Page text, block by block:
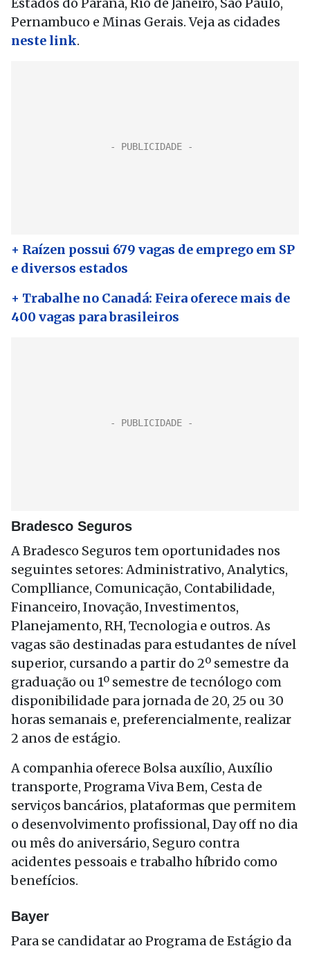
Pernambuco e Minas Gerais. Veja as cidades
neste link.
+ Raízen possui 679 vagas de emprego em SP
e diversos estados
+ Trabalhe no Canadá: Feira oferece mais de
400 vagas para brasileiros
Bradesco Seguros
A Bradesco Seguros tem oportunidades nos
seguintes setores: Administrativo, Analytics,
Complliance, Comunicação, Contabilidade,
Financeiro, Inovação, Investimentos,
Planejamento, RH, Tecnologia e outros. As
vagas são destinadas para estudantes de nível
superior, cursando a partir do 2º semestre da
graduação ou 1º semestre de tecnólogo com
disponibilidade para jornada de 20, 25 ou 30
horas semanais e, preferencialmente, realizar
2 anos de estágio.
A companhia oferece Bolsa auxílio, Auxílio
transporte, Programa Viva Bem, Cesta de
serviços bancários, plataformas que permitem
o desenvolvimento profissional, Day off no dia
ou mês do aniversário, Seguro contra
acidentes pessoais e trabalho híbrido como
benefícios.
Bayer
Para se candidatar ao Programa de Estágio da